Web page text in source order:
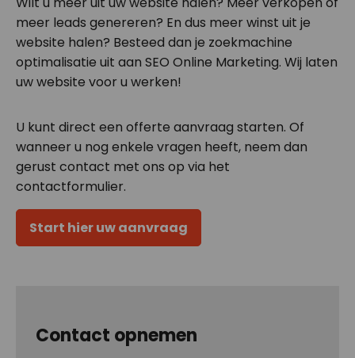
meer leads genereren? En dus meer winst uit je
website halen? Besteed dan je zoekmachine
optimalisatie uit aan SEO Online Marketing. Wij laten
uw website voor u werken!
U kunt direct een offerte aanvraag starten. Of
wanneer u nog enkele vragen heeft, neem dan
gerust contact met ons op via het
contactformulier.
Start hier uw aanvraag
Contact opnemen